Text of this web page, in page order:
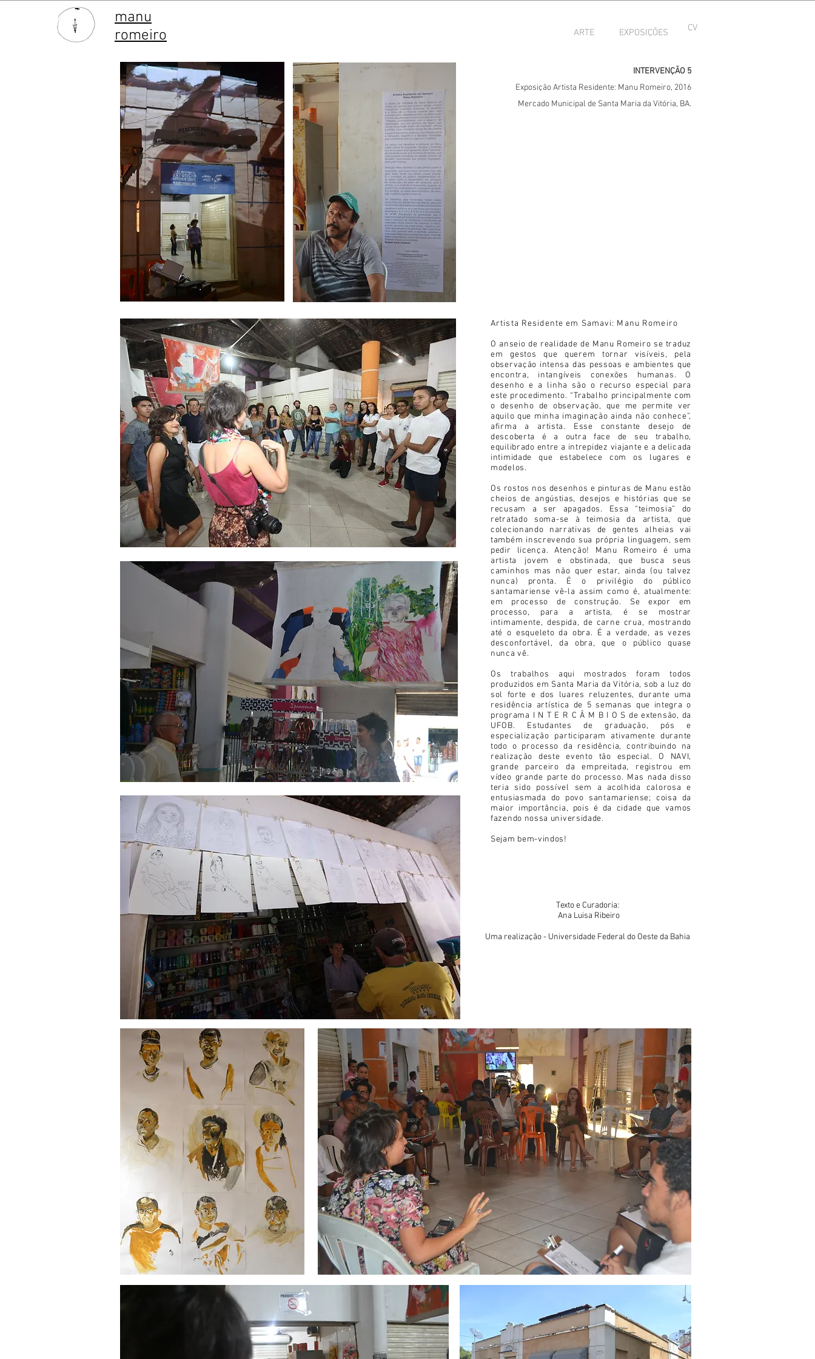
manu
romeiro
ARTE EXPOSIÇÕES CV
INTERVENÇÃO 5
Exposição Artista Residente: Manu Romeiro, 2016
Mercado Municipal de Santa Maria da Vitória, BA.
Artista Residente em Samavi: Manu Romeiro
O anseio de realidade de Manu Romeiro se traduz
em gestos que querem tornar visíveis, pela
observação intensa das pessoas e ambientes que
encontra, intangíveis conexões humanas. O
desenho e a linha são o recurso especial para
este procedimento. “Trabalho principalmente com
o desenho de observação, que me permite ver
aquilo que minha imaginação ainda não conhece”,
afirma a artista. Esse constante desejo de
descoberta é a outra face de seu trabalho,
equilibrado entre a intrepidez viajante e a delicada
intimidade que estabelece com os lugares e
modelos.
Os rostos nos desenhos e pinturas de Manu estão
cheios de angústias, desejos e histórias que se
recusam a ser apagados. Essa “teimosia” do
retratado soma-se à teimosia da artista, que
colecionando narrativas de gentes alheias vai
também inscrevendo sua própria linguagem, sem
pedir licença. Atenção! Manu Romeiro é uma
artista jovem e obstinada, que busca seus
caminhos mas não quer estar, ainda (ou talvez
nunca) pronta. É o privilégio do público
santamariense vê-la assim como é, atualmente:
em processo de construção. Se expor em
processo, para a artista, é se mostrar
intimamente, despida, de carne crua, mostrando
até o esqueleto da obra. É a verdade, as vezes
desconfortável, da obra, que o público quase
nunca vê.
Os trabalhos aqui mostrados foram todos
produzidos em Santa Maria da Vitória, sob a luz do
sol forte e dos luares reluzentes, durante uma
residência artística de 5 semanas que integra o
programa I N T E R C Â M B I O S de extensão, da
UFOB. Estudantes de graduação, pós e
especialização participaram ativamente durante
todo o processo da residência, contribuindo na
realização deste evento tão especial. O NAVI,
grande parceiro da empreitada, registrou em
vídeo grande parte do processo. Mas nada disso
teria sido possível sem a acolhida calorosa e
entusiasmada do povo santamariense; coisa da
maior importância, pois é da cidade que vamos
fazendo nossa universidade.
Sejam bem-vindos!
Texto e Curadoria:
Ana Luisa Ribeiro
Uma realização - Universidade Federal do Oeste da Bahia